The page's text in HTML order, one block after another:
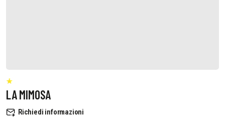
LA MIMOSA
Richiedi informazioni